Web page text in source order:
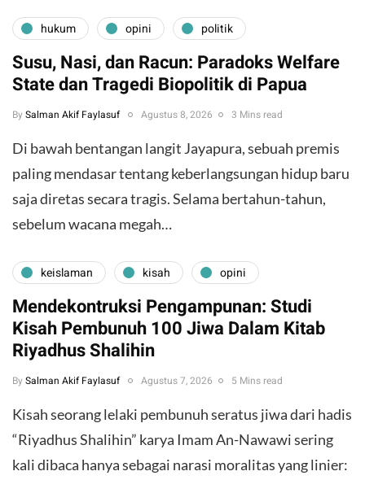
hukum opini politik
Susu, Nasi, dan Racun: Paradoks Welfare
State dan Tragedi Biopolitik di Papua
By Salman Akif Faylasuf Agustus 8, 2026 3 Mins read
Di bawah bentangan langit Jayapura, sebuah premis
paling mendasar tentang keberlangsungan hidup baru
saja diretas secara tragis. Selama bertahun-tahun,
sebelum wacana megah…
keislaman kisah opini
Mendekontruksi Pengampunan: Studi
Kisah Pembunuh 100 Jiwa Dalam Kitab
Riyadhus Shalihin
By Salman Akif Faylasuf Agustus 7, 2026 5 Mins read
Kisah seorang lelaki pembunuh seratus jiwa dari hadis
“Riyadhus Shalihin” karya Imam An-Nawawi sering
kali dibaca hanya sebagai narasi moralitas yang linier: